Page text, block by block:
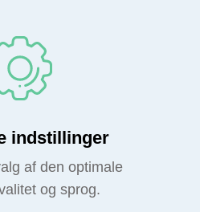
indstillinger
af den optimale
og sprog.